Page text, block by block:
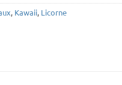
, Kawaii, Licorne